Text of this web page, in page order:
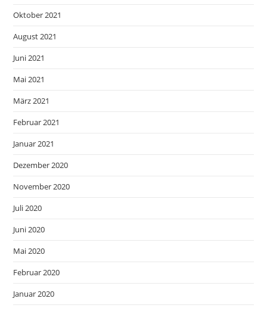
Oktober 2021
August 2021
Juni 2021
Mai 2021
März 2021
Februar 2021
Januar 2021
Dezember 2020
November 2020
Juli 2020
Juni 2020
Mai 2020
Februar 2020
Januar 2020